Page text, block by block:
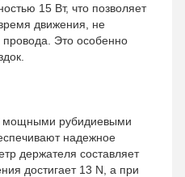
15 Вт, что позволяет
движения, не
Это особенно
мощными рубидиевыми
надежное
держателя составляет
достигает 13 N, а при